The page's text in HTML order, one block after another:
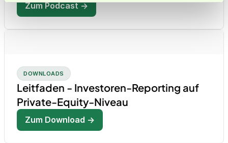
Zum Podcast →
DOWNLOADS
Leitfaden - Investoren-Reporting auf
Private-Equity-Niveau
Zum Download →